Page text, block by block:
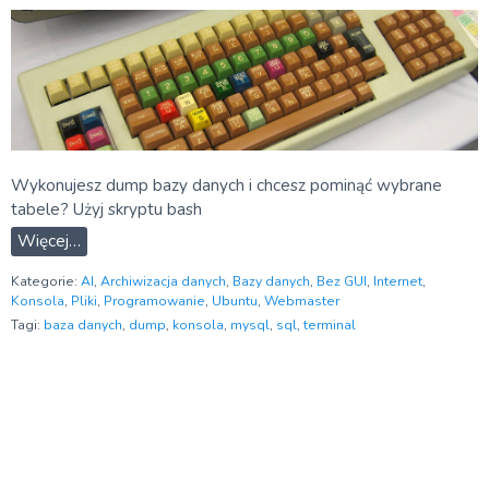
Wykonujesz dump bazy danych i chcesz pominąć wybrane
tabele? Użyj skryptu bash
Więcej…
Kategorie: AI, Archiwizacja danych, Bazy danych, Bez GUI, Internet,
Konsola, Pliki, Programowanie, Ubuntu, Webmaster
Tagi: baza danych, dump, konsola, mysql, sql,terminal